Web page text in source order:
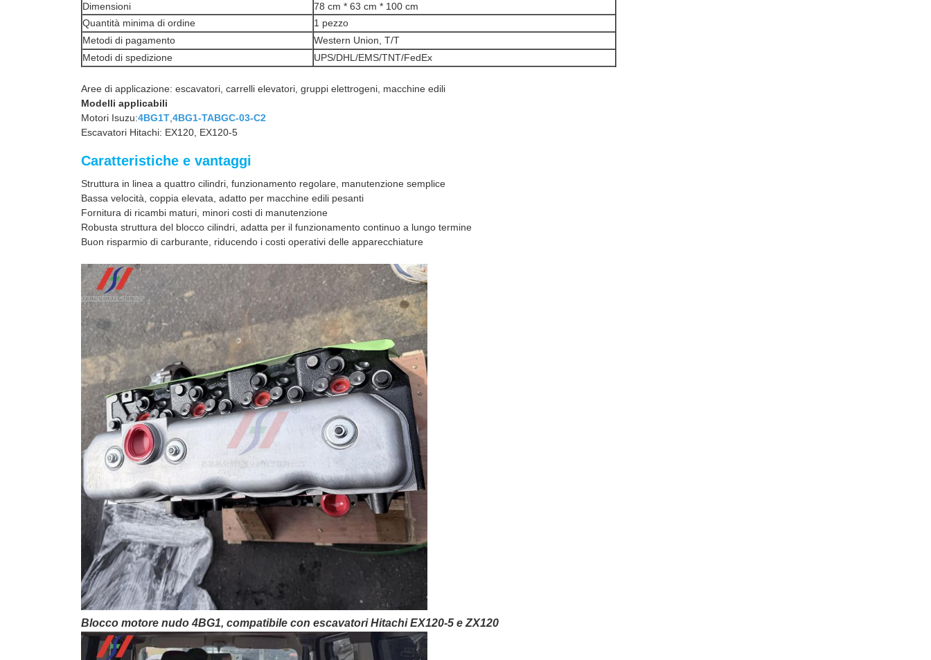
Dimensioni
78 cm * 63 cm * 100 cm
Quantità minima di ordine
1 pezzo
Metodi di pagamento
Western Union, T/T
Metodi di spedizione
UPS/DHL/EMS/TNT/FedEx
Aree di applicazione: escavatori, carrelli elevatori, gruppi elettrogeni, macchine edili
Modelli applicabili
Motori Isuzu:4BG1T 4BG1-TABGC-03-C2
Escavatori Hitachi: EX120, EX120-5
Caratteristiche e vantaggi
Struttura in linea a quattro cilindri, funzionamento regolare, manutenzione semplice
Bassa velocità, coppia elevata, adatto per macchine edili pesanti
Fornitura di ricambi maturi, minori costi di manutenzione
Robusta struttura del blocco cilindri, adatta per il funzionamento continuo a lungo termine
Buon risparmio di carburante, riducendo i costi operativi delle apparecchiature
Blocco motore nudo 4BG1, compatibile con escavatori Hitachi EX120-5 e ZX120